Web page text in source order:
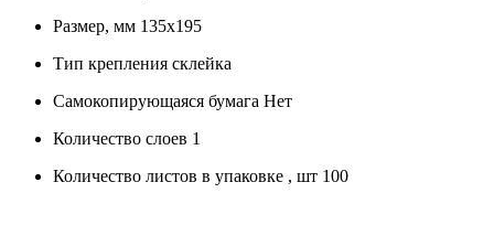
Размер, мм 135x195
Тип крепления склейка
Самокопирующаяся бумага Нет
Количество слоев 1
Количество листов в упаковке , шт 100